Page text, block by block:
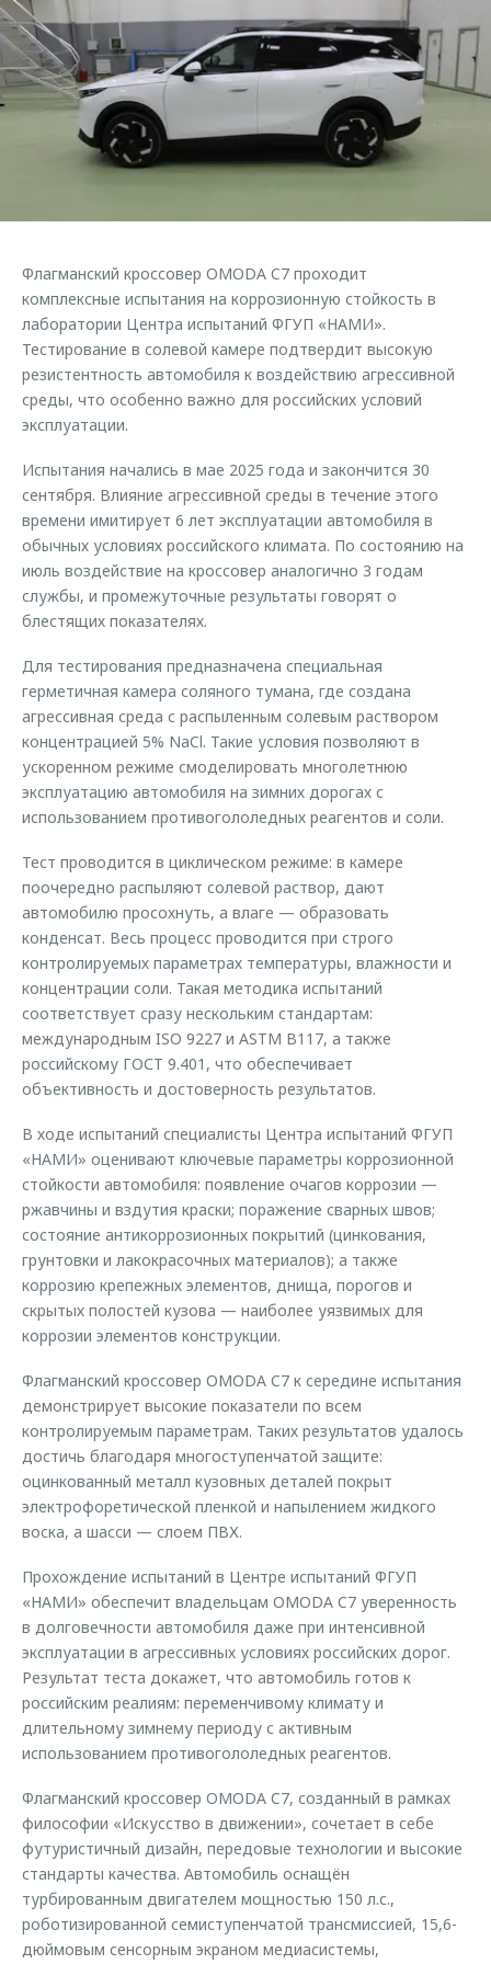
Страхование
Кредитный калькулятор
Аксессуары
Одежда и сувениры
Оригинальные аксессуары
Калькулятор трейд-ин
Дополнительная техническая поддержка
Руководства по эксплуатации
Клиентская поддержка
O&J Автоклуб
Клуб владельцев OMODA
Одежда и сувениры
Оригинальные аксессуары
Запчасти
Обратная связь
Флагманский кроссовер OMODA C7 проходит
комплексные испытания на коррозионную стойкость в
лаборатории Центра испытаний ФГУП «НАМИ».
Тестирование в солевой камере подтвердит высокую
резистентность автомобиля к воздействию агрессивной
среды, что особенно важно для российских условий
эксплуатации.
Испытания начались в мае 2025 года и закончится 30
сентября. Влияние агрессивной среды в течение этого
времени имитирует 6 лет эксплуатации автомобиля в
обычных условиях российского климата. По состоянию на
июль воздействие на кроссовер аналогично 3 годам
службы, и промежуточные результаты говорят о
блестящих показателях.
Для тестирования предназначена специальная
герметичная камера соляного тумана, где создана
агрессивная среда с распыленным солевым раствором
концентрацией 5% NaCl. Такие условия позволяют в
ускоренном режиме смоделировать многолетнюю
эксплуатацию автомобиля на зимних дорогах с
использованием противогололедных реагентов и соли.
Тест проводится в циклическом режиме: в камере
поочередно распыляют солевой раствор, дают
автомобилю просохнуть, а влаге — образовать
конденсат. Весь процесс проводится при строго
контролируемых параметрах температуры, влажности и
концентрации соли. Такая методика испытаний
соответствует сразу нескольким стандартам:
международным ISO 9227 и ASTM B117, а также
российскому ГОСТ 9.401, что обеспечивает
объективность и достоверность результатов.
В ходе испытаний специалисты Центра испытаний ФГУП
«НАМИ» оценивают ключевые параметры коррозионной
стойкости автомобиля: появление очагов коррозии —
ржавчины и вздутия краски; поражение сварных швов;
состояние антикоррозионных покрытий (цинкования,
грунтовки и лакокрасочных материалов); а также
коррозию крепежных элементов, днища, порогов и
скрытых полостей кузова — наиболее уязвимых для
коррозии элементов конструкции.
Флагманский кроссовер OMODA C7 к середине испытания
демонстрирует высокие показатели по всем
контролируемым параметрам. Таких результатов удалось
достичь благодаря многоступенчатой защите:
оцинкованный металл кузовных деталей покрыт
электрофоретической пленкой и напылением жидкого
воска, а шасси — слоем ПВХ.
Прохождение испытаний в Центре испытаний ФГУП
«НАМИ» обеспечит владельцам OMODA C7 уверенность
в долговечности автомобиля даже при интенсивной
эксплуатации в агрессивных условиях российских дорог.
Результат теста докажет, что автомобиль готов к
российским реалиям: переменчивому климату и
длительному зимнему периоду с активным
использованием противогололедных реагентов.
Флагманский кроссовер OMODA C7, созданный в рамках
философии «Искусство в движении», сочетает в себе
футуристичный дизайн, передовые технологии и высокие
стандарты качества. Автомобиль оснащён
турбированным двигателем мощностью 150 л.с.,
роботизированной семиступенчатой трансмиссией, 15,6-
дюймовым сенсорным экраном медиасистемы,